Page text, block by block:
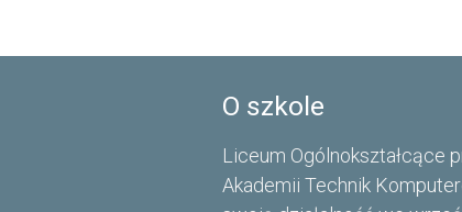
O szkole
Liceum Ogólnokształcące
Akademii Technik